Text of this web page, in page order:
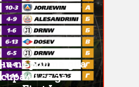
първите два
се за